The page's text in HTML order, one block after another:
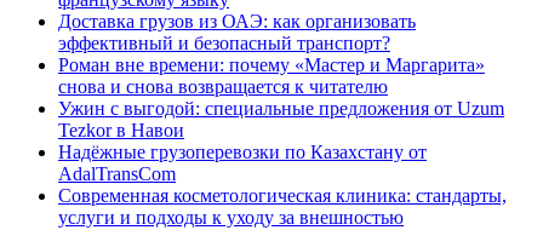
Доставка грузов из ОАЭ: как организовать
эффективный и безопасный транспорт?
Роман вне времени: почему «Мастер и Маргарита»
снова и снова возвращается к читателю
Ужин с выгодой: специальные предложения от Uzum
Tezkor в Навои
Надёжные грузоперевозки по Казахстану от
AdalTransCom
Современная косметологическая клиника: стандарты,
услуги и подходы к уходу за внешностью